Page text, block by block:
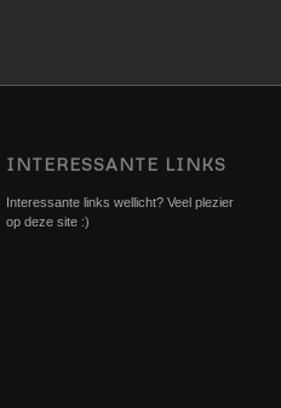
INTERESSANTE LINKS
Interessante links wellicht? Veel plezier
op deze site :)